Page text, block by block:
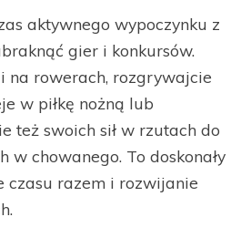
aktywnego wypoczynku z
gier i konkursów.
na rowerach, rozgrywajcie
w piłkę nożną lub
też swoich sił w rzutach do
w chowanego. To doskonały
czasu razem i rozwijanie